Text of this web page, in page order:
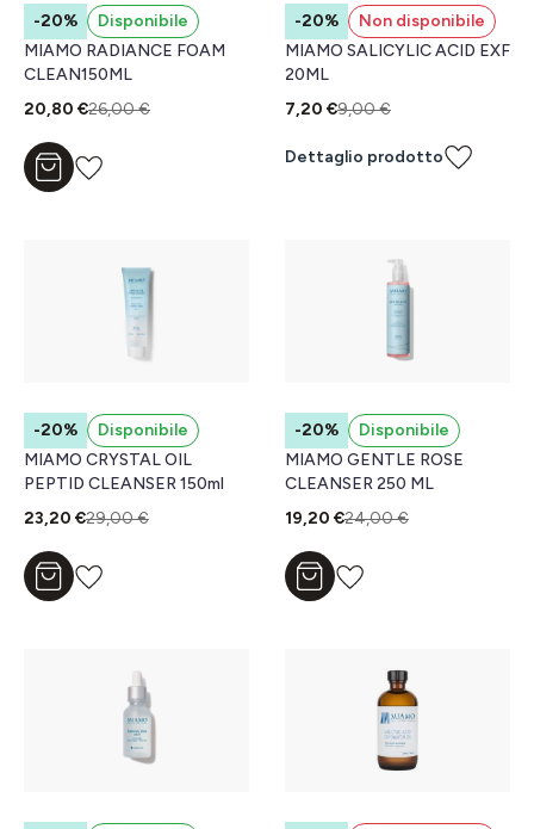
-20%
Disponibile
MIAMO RADIANCE FOAM
CLEAN150ML
20,80 €26,00 €
Aggiungi al carrello
-20%
Non disponibile
MIAMO SALICYLIC ACID EXF
20ML
7,20 €9,00 €
Dettaglio prodotto
-20%
Disponibile
MIAMO CRYSTAL OIL
PEPTID CLEANSER 150ml
23,20 €29,00 €
Aggiungi al carrello
-20%
Disponibile
MIAMO GENTLE ROSE
CLEANSER 250 ML
19,20 €24,00 €
Aggiungi al carrello